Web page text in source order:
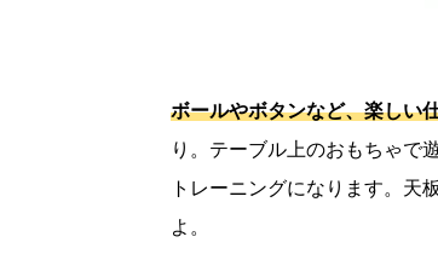
ボールやボタンなど、楽しい
り。テーブル上のおもちゃで
トレーニングになります。天
よ。